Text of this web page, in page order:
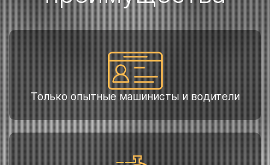
Только опытные машинисты и водители